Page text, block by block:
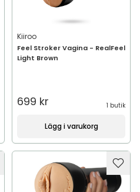
Kiiroo
Feel Stroker Vagina - RealFeel
Light Brown
699 kr 1 butik
Lägg i varukorg